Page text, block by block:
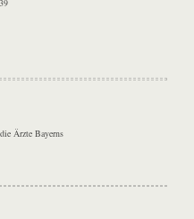
Ärzte Bayerns